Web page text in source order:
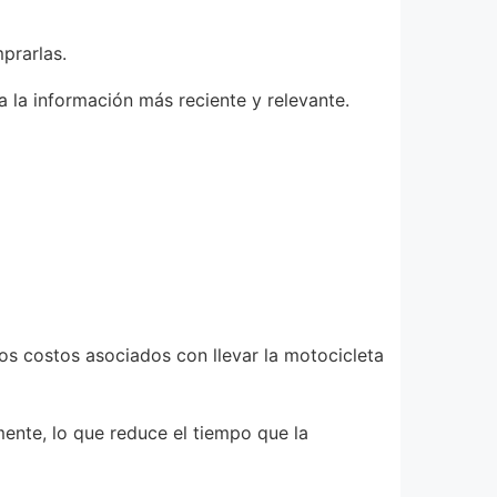
la información más reciente y relevante.
costos asociados con llevar la motocicleta
lo que reduce el tiempo que la